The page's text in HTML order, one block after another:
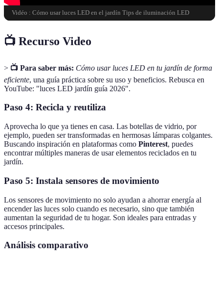
Vidéo : Cómo usar luces LED en el jardín Tips de iluminación LED
📺 Recurso Video
> 📺 Para saber más: Cómo usar luces LED en tu jardín de forma
eficiente, una guía práctica sobre su uso y beneficios. Rebusca en
YouTube: "luces LED jardín guía 2026".
Paso 4: Recicla y reutiliza
Aprovecha lo que ya tienes en casa. Las botellas de vidrio, por
ejemplo, pueden ser transformadas en hermosas lámparas colgantes.
Buscando inspiración en plataformas como Pinterest, puedes
encontrar múltiples maneras de usar elementos reciclados en tu
jardín.
Paso 5: Instala sensores de movimiento
Los sensores de movimiento no solo ayudan a ahorrar energía al
encender las luces solo cuando es necesario, sino que también
aumentan la seguridad de tu hogar. Son ideales para entradas y
accesos principales.
Análisis comparativo